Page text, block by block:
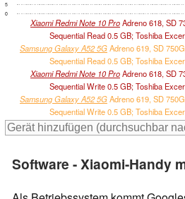
0
5
Xiaomi Redmi Note 10 ProAdreno 618, SD
Sequential Read 0.5 GB; Toshiba
Samsung Galaxy A52 5GAdreno 619, SD
Sequential Read 0.5 GB; Toshiba
Xiaomi Redmi Note 10 ProAdreno 618, SD
Sequential Write 0.5 GB; Toshiba
Samsung Galaxy A52 5GAdreno 619, SD
Sequential Write 0.5 GB; Toshiba
Software - Xiaomi-Handy